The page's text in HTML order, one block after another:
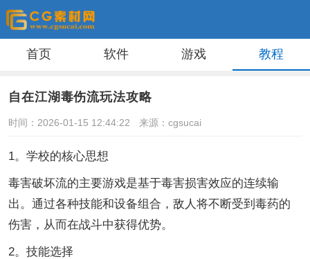
首页 软件 游戏 教程
自在江湖毒伤流玩法攻略
时间：2026-01-15 12:44:22 来源：cgsucai
1。学校的核心思想
毒害破坏流的主要游戏是基于毒害损害效应的连续输
出。通过各种技能和设备组合，敌人将不断受到毒药的
伤害，从而在战斗中获得优势。
2。技能选择